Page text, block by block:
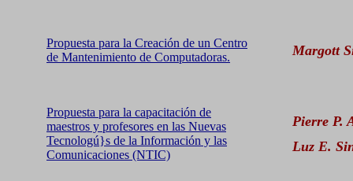
Propuesta para la Creación de un Centro
de Mantenimiento de Computadoras.
Margott
Propuesta para la capacitación de
maestros y profesores en las Nuevas
Tecnologú}s de la Información y las
Comunicaciones (NTIC)
Pierre P.
Luz E.